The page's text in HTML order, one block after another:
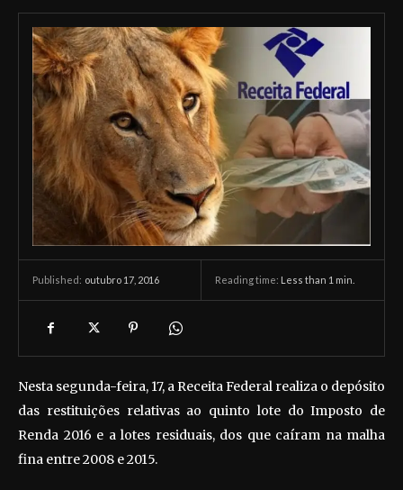
Published: outubro 17, 2016 Reading time: Less than 1 min.
Nesta segunda-feira, 17, a Receita Federal realiza o depósito
das restituições relativas ao quinto lote do Imposto de
Renda 2016 e a lotes residuais, dos que caíram na malha
fina entre 2008 e 2015.